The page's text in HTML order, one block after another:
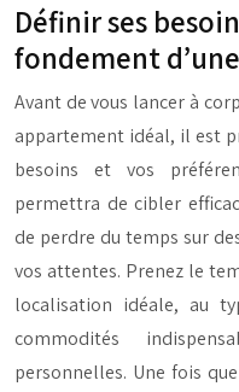
Définir ses
fondement
Avant de vous lancer à
appartement idéal, il est
besoins et vos
permettra de cibler
de perdre du temps sur
vos attentes. Prenez le
localisation idéale, au
commodités
personnelles. Une fois